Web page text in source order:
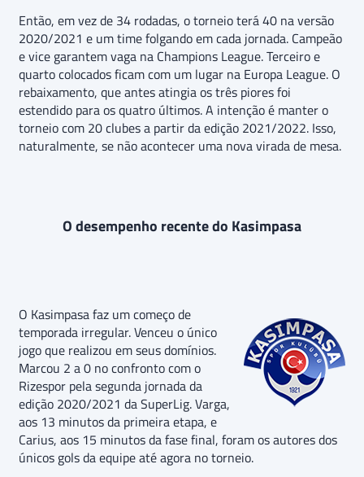
Então, em vez de 34 rodadas, o torneio terá 40 na versão
2020/2021 e um time folgando em cada jornada. Campeão
e vice garantem vaga na Champions League. Terceiro e
quarto colocados ficam com um lugar na Europa League. O
rebaixamento, que antes atingia os três piores foi
estendido para os quatro últimos. A intenção é manter o
torneio com 20 clubes a partir da edição 2021/2022. Isso,
naturalmente, se não acontecer uma nova virada de mesa.
O desempenho recente do Kasimpasa
O Kasimpasa faz um começo de
temporada irregular. Venceu o único
jogo que realizou em seus domínios.
Marcou 2 a 0 no confronto com o
Rizespor pela segunda jornada da
edição 2020/2021 da SuperLig. Varga,
aos 13 minutos da primeira etapa, e
Carius, aos 15 minutos da fase final, foram os autores dos
únicos gols da equipe até agora no torneio.